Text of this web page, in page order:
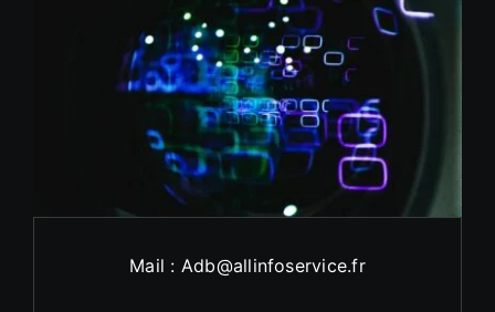
Mail : Adb@allinfoservice.fr